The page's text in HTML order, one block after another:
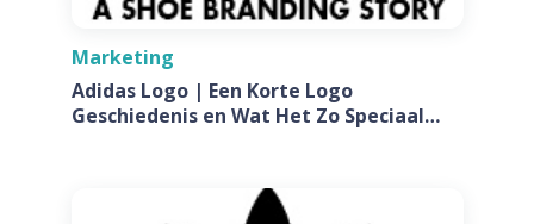
Marketing
Adidas Logo | Een Korte Logo
Geschiedenis en Wat Het Zo Speciaal